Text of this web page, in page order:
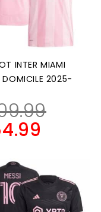
INTER MIAMI
DOMICILE 2025-